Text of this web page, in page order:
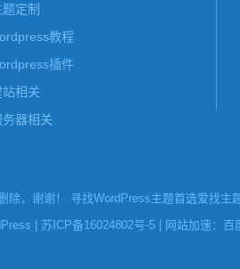
题定制
教程
插件
站相关
务器相关
，谢谢！ 寻找WordPress主题首选爱找主
苏ICP备16024802号-5| 网站加速： 百